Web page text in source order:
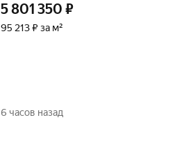
5 801 350 ₽
95 213 ₽ за м²
6 часов назад